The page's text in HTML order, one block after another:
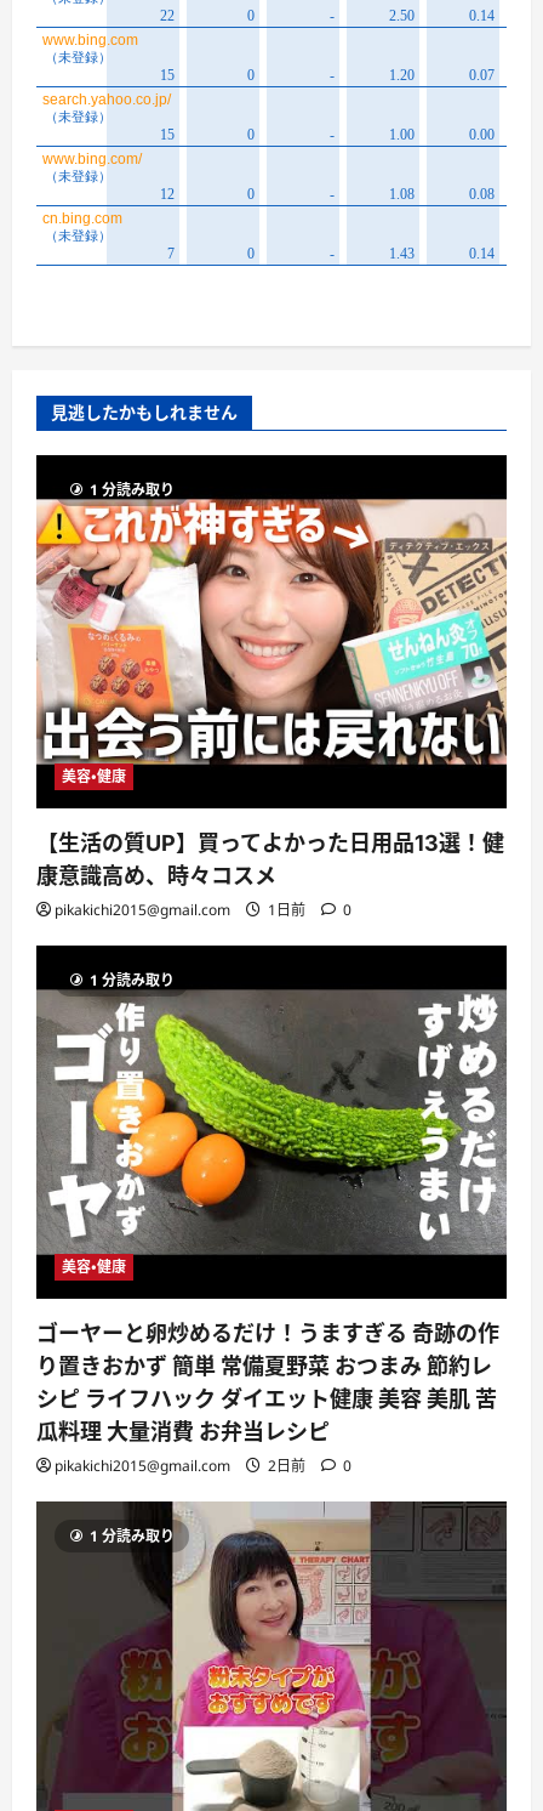
見逃したかもしれません
1 分読み取り
美容・健康
【生活の質UP】買ってよかった日用品13選！健
康意識高め、時々コスメ
pikakichi2015@gmail.com 1日前 0
1 分読み取り
美容・健康
ゴーヤーと卵炒めるだけ！うますぎる 奇跡の作
り置きおかず 簡単 常備夏野菜 おつまみ 節約レ
シピ ライフハック ダイエット健康 美容 美肌 苦
瓜料理 大量消費 お弁当レシピ
pikakichi2015@gmail.com 2日前 0
1 分読み取り